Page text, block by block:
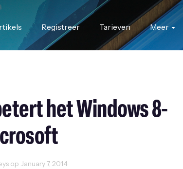
Registreer Tarieven Meer
het Windows 8-
op January 7, 2014